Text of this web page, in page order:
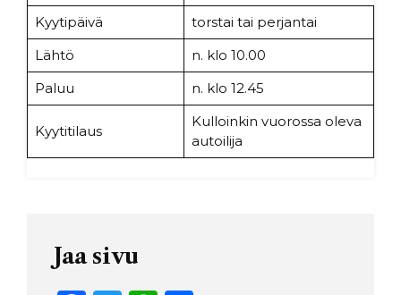
Kyytipäivä
torstai tai perjantai
Lähtö
n. klo 10.00
Paluu
n. klo 12.45
Kyytitilaus
Kulloinkin vuorossa oleva
autoilija
Jaa sivu